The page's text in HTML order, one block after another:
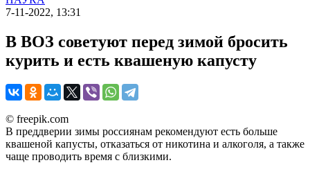
7-11-2022, 13:31
В ВОЗ советуют перед зимой бросить
курить и есть квашеную капусту
© freepik.com
В преддверии зимы россиянам рекомендуют есть больше
квашеной капусты, отказаться от никотина и алкоголя, а также
чаще проводить время с близкими.